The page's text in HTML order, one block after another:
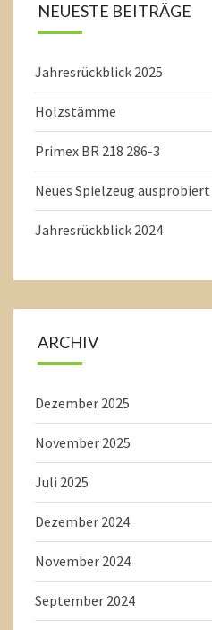
NEUESTE BEITRÄGE
Jahresrückblick 2025
Holzstämme
Primex BR 218 286-3
Neues Spielzeug ausprobiert
Jahresrückblick 2024
ARCHIV
Dezember 2025
November 2025
Juli 2025
Dezember 2024
November 2024
September 2024